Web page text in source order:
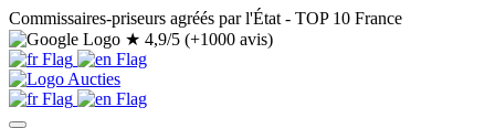
Commissaires-priseurs agréés par l'État - TOP 10 France
★ 4,9/5 (+1000 avis)